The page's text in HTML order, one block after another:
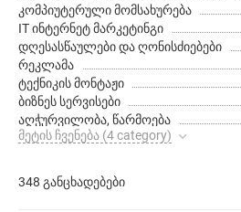
კომპიუტერული მომსახურება
IT ინტერნეტ მარკეტინგი
დღესასწაულები და ღონისძიებები
რეკლამა
ტექნიკის მონტაჟი
ბიზნეს სერვისები
აღჭურვილობა, წარმოება
მეტის ჩვენება (4 category)
348 განცხადებები